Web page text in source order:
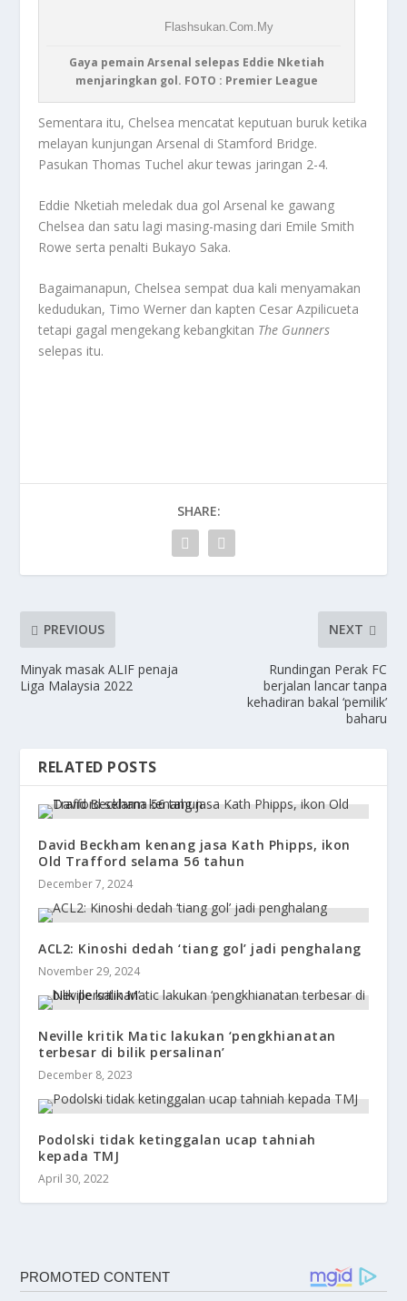
Gaya pemain Arsenal selepas Eddie Nketiah
menjaringkan gol. FOTO : Premier League
Sementara itu, Chelsea mencatat keputuan buruk ketika
melayan kunjungan Arsenal di Stamford Bridge.
Pasukan Thomas Tuchel akur tewas jaringan 2-4.
Eddie Nketiah meledak dua gol Arsenal ke gawang
Chelsea dan satu lagi masing-masing dari Emile Smith
Rowe serta penalti Bukayo Saka.
Bagaimanapun, Chelsea sempat dua kali menyamakan
kedudukan, Timo Werner dan kapten Cesar Azpilicueta
tetapi gagal mengekang kebangkitan The Gunners
selepas itu.
SHARE:
PREVIOUS
Minyak masak ALIF penaja
Liga Malaysia 2022
NEXT
Rundingan Perak FC
berjalan lancar tanpa
kehadiran bakal ‘pemilik’
baharu
RELATED POSTS
David Beckham kenang jasa Kath Phipps, ikon
Old Trafford selama 56 tahun
December 7, 2024
ACL2: Kinoshi dedah ‘tiang gol’ jadi penghalang
November 29, 2024
Neville kritik Matic lakukan ‘pengkhianatan
terbesar di bilik persalinan’
December 8, 2023
Podolski tidak ketinggalan ucap tahniah
kepada TMJ
April 30, 2022